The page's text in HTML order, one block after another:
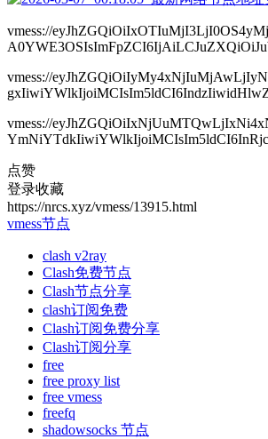
vmess://
vmess://
vmess://
点赞
登录收藏
https://nrcs.xyz/vmess/13915.html
vmess节点
clash v2ray
Clash免费节点
Clash节点分享
clash订阅免费
Clash订阅免费分享
Clash订阅分享
free
free proxy list
free vmess
freefq
shadowsocks 节点